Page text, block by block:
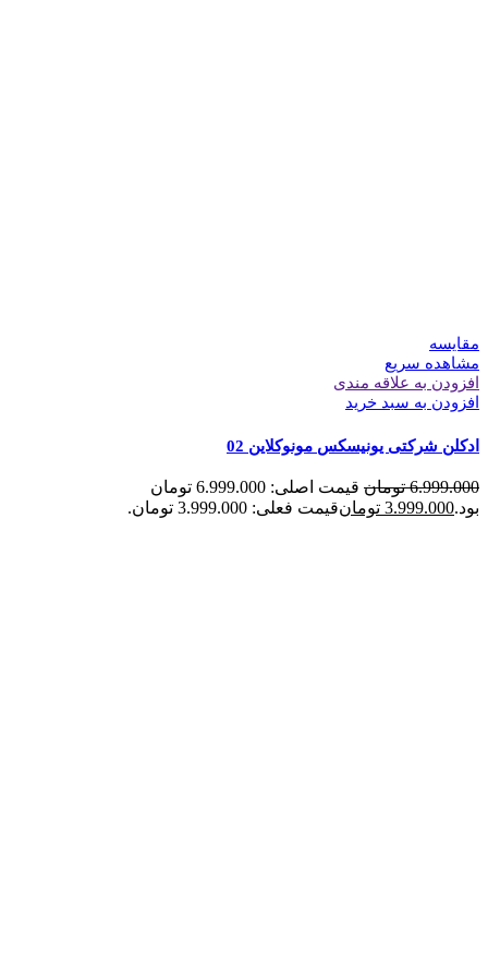
مقایسه
مشاهده سریع
افزودن به علاقه مندی
افزودن به سبد خرید
ادکلن شرکتی یونیسکس مونوکلاین 02
6.999.000 تومان
قیمت اصلی: 6.999.000 تومان
بود.3.999.000 تومانقیمت فعلی: 3.999.000 تومان.